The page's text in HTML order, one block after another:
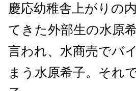
慶応幼稚舎上がりの
てきた外部生の水原
言われ、水商売でバ
まう水原希子。それ